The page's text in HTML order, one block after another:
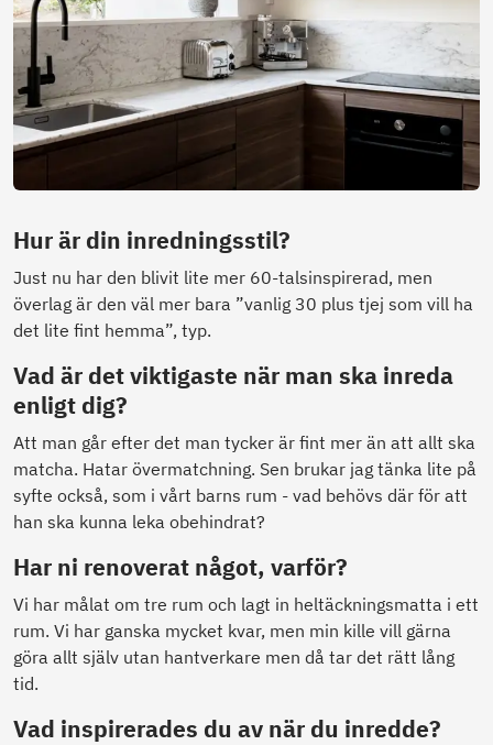
Hur är din inredningsstil?
Just nu har den blivit lite mer 60-talsinspirerad, men
överlag är den väl mer bara ”vanlig 30 plus tjej som vill ha
det lite fint hemma”, typ.
Vad är det viktigaste när man ska inreda
enligt dig?
Att man går efter det man tycker är fint mer än att allt ska
matcha. Hatar övermatchning. Sen brukar jag tänka lite på
syfte också, som i vårt barns rum - vad behövs där för att
han ska kunna leka obehindrat?
Har ni renoverat något, varför?
Vi har målat om tre rum och lagt in heltäckningsmatta i ett
rum. Vi har ganska mycket kvar, men min kille vill gärna
göra allt själv utan hantverkare men då tar det rätt lång
tid.
Vad inspirerades du av när du inredde?